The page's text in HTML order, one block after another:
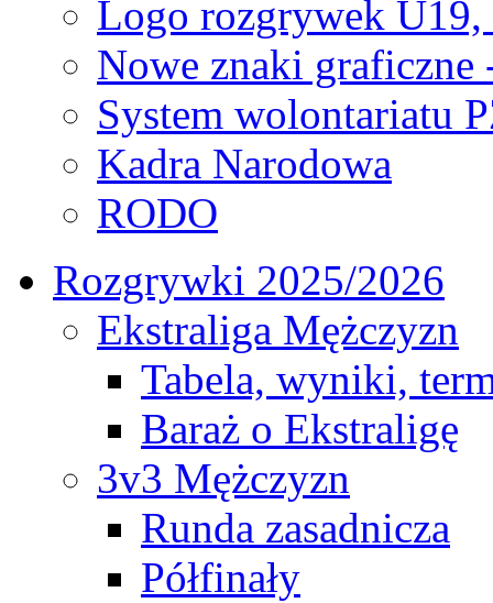
Logo rozgrywek
Nowe znaki graficzne
System wolontariatu
Kadra Narodowa
RODO
Rozgrywki 2025/2026
Ekstraliga Mężczyzn
Tabela, wyniki,
Baraż o Ekstraligę
3v3 Mężczyzn
Runda zasadnicza
Półfinały